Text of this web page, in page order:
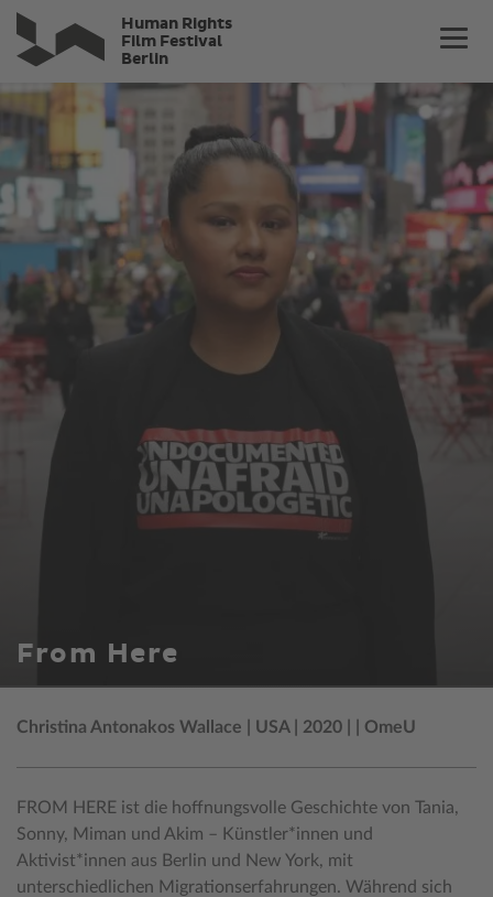
Direkt
zum
Inhalt
Human Rights
Film Festival
Berlin
From Here
Christina Antonakos Wallace | USA | 2020 | | OmeU
FROM HERE ist die hoffnungsvolle Geschichte von Tania,
Sonny, Miman und Akim – Künstler*innen und
Aktivist*innen aus Berlin und New York, mit
unterschiedlichen Migrationserfahrungen. Während sich